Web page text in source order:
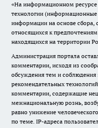
«На информационном
технологии (информационные
информации на основе сбора,
относящихся к
находящихся на территории
Администрация портала
комментарии, исходя из
обсуждения тем и соблюдения
рекомендательных
комментарии, содержащие
межнациональную рознь,
равно унижение
по теме. IP-адреса